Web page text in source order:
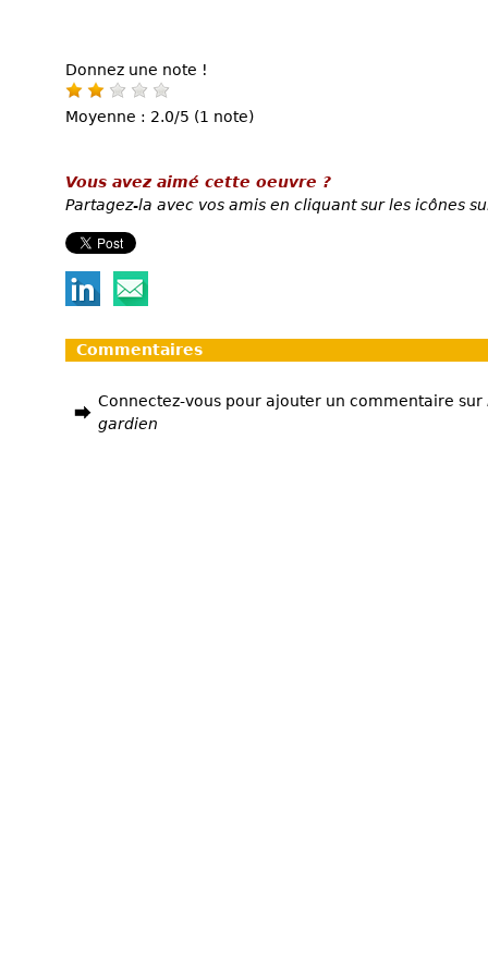
Donnez une note !
Moyenne : 2.0/5 (1 note)
Vous avez aimé cette oeuvre ?
Partagez-la avec vos amis en cliquant sur les icônes
Commentaires
Connectez-vous pour ajouter un commentaire sur
gardien